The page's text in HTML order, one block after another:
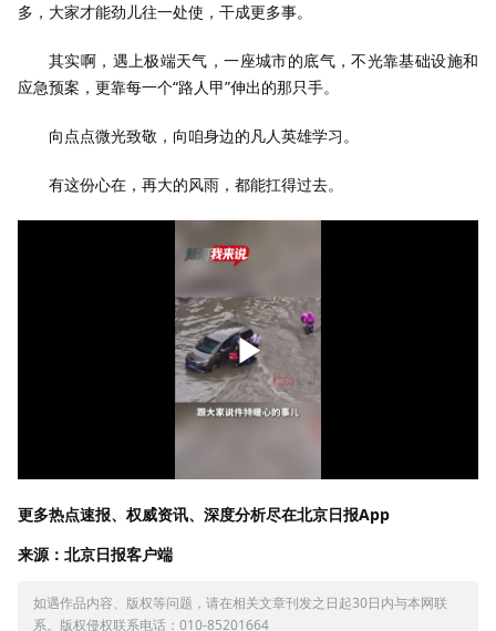
多，大家才能劲儿往一处使，干成更多事。
其实啊，遇上极端天气，一座城市的底气，不光靠基础设施和
应急预案，更靠每一个“路人甲”伸出的那只手。
向点点微光致敬，向咱身边的凡人英雄学习。
有这份心在，再大的风雨，都能扛得过去。
更多热点速报、权威资讯、深度分析尽在北京日报App
来源：北京日报客户端
如遇作品内容、版权等问题，请在相关文章刊发之日起30日内与本网联
系。版权侵权联系电话：010-85201664